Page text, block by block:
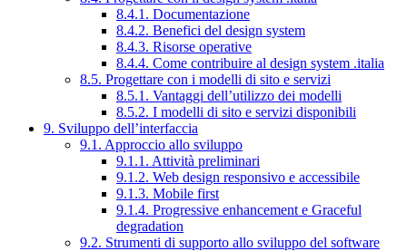
8.4.1. Documentazione
8.4.2. Benefici del design system
8.4.3. Risorse operative
8.4.4. Come contribuire al design system .italia
8.5. Progettare con i modelli di sito e servizi
8.5.1. Vantaggi dell’utilizzo dei modelli
8.5.2. I modelli di sito e servizi disponibili
9. Sviluppo dell’interfaccia
9.1. Approccio allo sviluppo
9.1.1. Attività preliminari
9.1.2. Web design responsivo e accessibile
9.1.3. Mobile first
9.1.4. Progressive enhancement e Graceful
degradation
9.2. Strumenti di supporto allo sviluppo del software